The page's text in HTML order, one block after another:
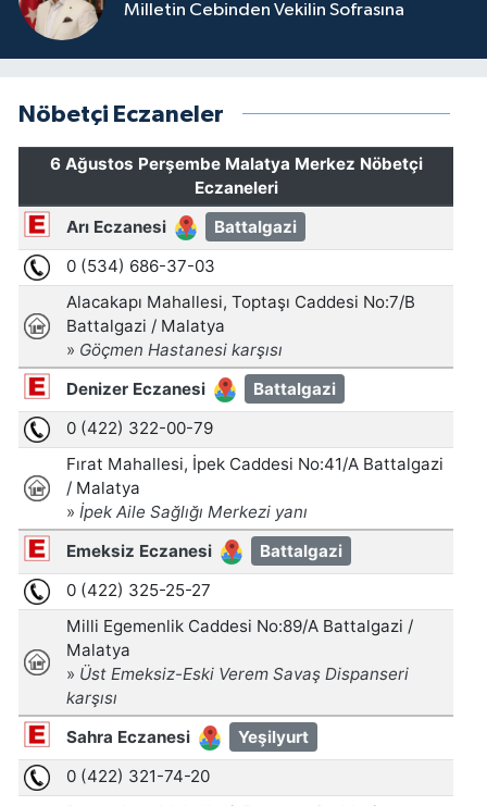
Milletin Cebinden Vekilin Sofrasına
Nöbetçi Eczaneler